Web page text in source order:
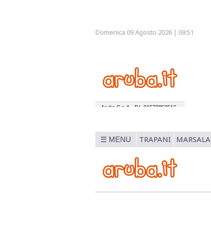
Domenica 09 Agosto 2026 | 09:51
☰ MENU TRAPANI MARSALA